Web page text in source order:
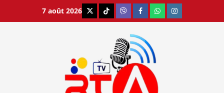
7 août 2026 X TikTokViber FacebookWhatsAppInstagram